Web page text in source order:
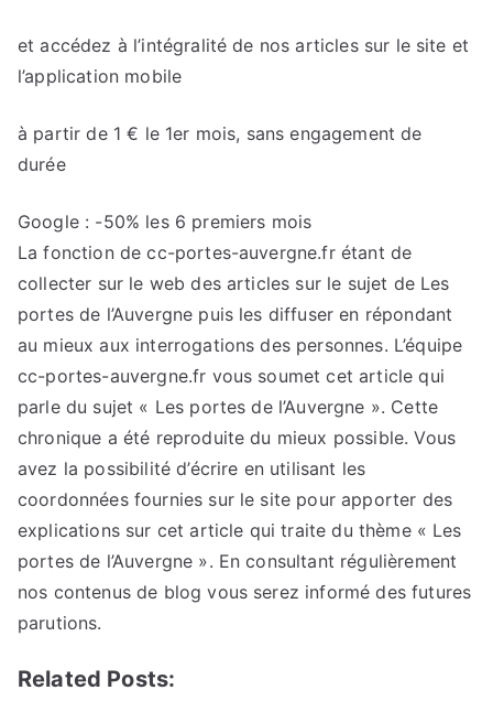
et accédez à l’intégralité de nos articles sur le site et
l’application mobile
à partir de 1 € le 1er mois, sans engagement de
durée
Google : -50% les 6 premiers mois
La fonction de cc-portes-auvergne.fr étant de
collecter sur le web des articles sur le sujet de Les
portes de l’Auvergne puis les diffuser en répondant
au mieux aux interrogations des personnes. L’équipe
cc-portes-auvergne.fr vous soumet cet article qui
parle du sujet « Les portes de l’Auvergne ». Cette
chronique a été reproduite du mieux possible. Vous
avez la possibilité d’écrire en utilisant les
coordonnées fournies sur le site pour apporter des
explications sur cet article qui traite du thème « Les
portes de l’Auvergne ». En consultant régulièrement
nos contenus de blog vous serez informé des futures
parutions.
Related Posts: